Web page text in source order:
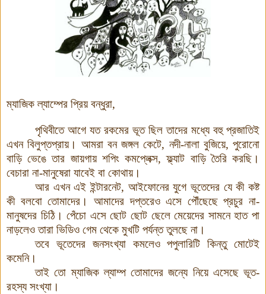
ম্যাজিক ল্যাম্পের প্রিয় বন্ধুরা,
পৃথিবীতে আগে যত রকমের ভূত ছিল তাদের মধ্যে বহু প্রজাতিই
এখন বিলুপ্তপ্রায়। আমরা বন জঙ্গল কেটে, নদী-নালা বুজিয়ে, পুরোনো
বাড়ি ভেঙে তার জায়গায় শপিং কমপ্লেক্স,ফ্ল্যাট বাড়ি তৈরি করছি ।
বেচারা না-মানুষেরা যাবেই বা কোথায়।
আর এখন এই ইন্টারনেট, আইফোনের যুগে ভূতেদের যে কী কষ্ট
কী বলবো তোমাদের । আমাদের দপ্তরেও এসে পৌঁছেছে প্রচুর না-
মানুষদের চিঠি। পেঁচো এসে ছোট ছোট ছেলে মেয়েদের সামনে হাত পা
নাড়লেও তারা ভিডিও গেম থেকে মুখটি পর্যন্ত তুলছে না ।
তবে ভূতেদের জনসংখ্যা কমলেও পপুলারিটি কিন্তু মোটেই
কমেনি।
তাই তো ম্যাজিক ল্যাম্প তোমাদের জন্যে নিয়ে এসেছে ভূত-
রহস্য সংখ্যা ।